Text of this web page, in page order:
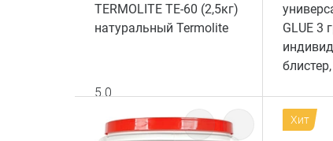
TERMOLITE TE-60 (2,5кг)
натуральный Termolite
5.0
GLUE 3
Хит